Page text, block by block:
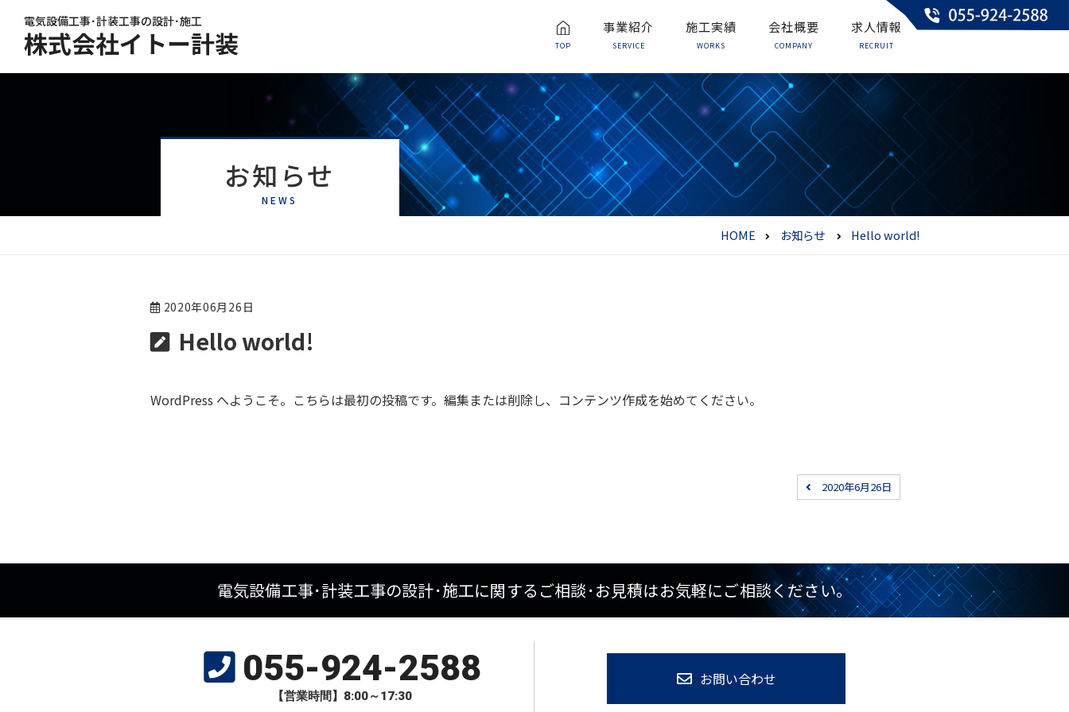
電気設備工事･計装工事の設計･施工
株式会社イトー計装 TOP
事業紹介
SERVICE
施工実績
WORKS
会社概要
COMPANY
求人情報
RECRUIT
お知らせ
NEWS
HOME お知らせ Hello world!
2020年06月26日
Hello world!
WordPress へようこそ。こちらは最初の投稿です。編集または削除し、コンテンツ作成を始めてください。
2020年6月26日
電気設備工事･計装工事の設計･施工に関する ご相談･お見積はお気軽にご相談ください。
055-924-2588
【営業時間】8:00～17:30
お問い合わせ